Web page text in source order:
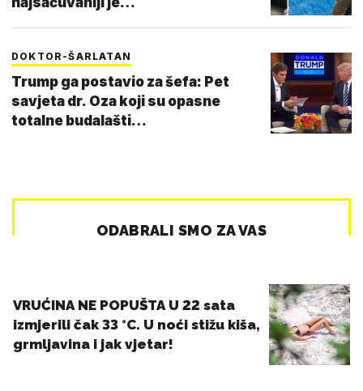
DOKTOR-ŠARLATAN
Trump ga postavio za šefa: Pet
savjeta dr. Oza koji su opasne
totalne budalašti…